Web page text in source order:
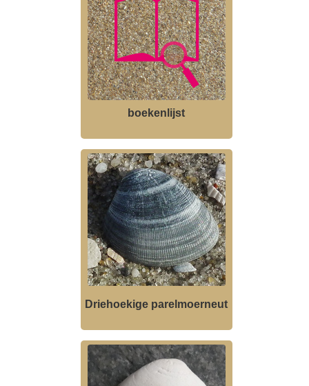
boekenlijst
Driehoekige parelmoerneut